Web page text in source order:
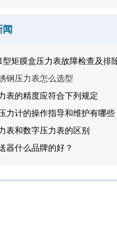
闻
型矩膜盒压力表故障检查及排
钢压力表怎么选型
表的精度应符合下列规定
力计的操作指导和维护有哪些
表和数字压力表的区别
器什么品牌的好？